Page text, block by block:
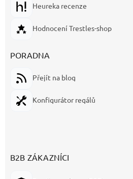
Heureka recenze
Hodnocení Trestles-shop
PORADNA
Přejít na blog
Konfigurátor regálů
B2B ZÁKAZNÍCI